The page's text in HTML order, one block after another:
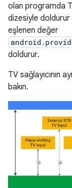
olan programda
dizesiyle doldurur
eşlenen değer
doldurur.
TV sağlayıcının
bakın.